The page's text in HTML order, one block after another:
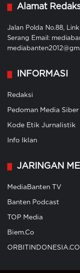
Alamat
Jalan Polda No.88,
Serang Email:
INFORMASI
Redaksi
Pedoman Media Siber
Kode Etik Jurnalistik
Info Iklan
JARINGAN
MediaBanten TV
Banten Podcast
TOP Media
Biem.Co